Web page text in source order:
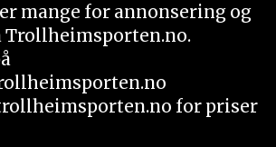
mange for annonsering og
for priser